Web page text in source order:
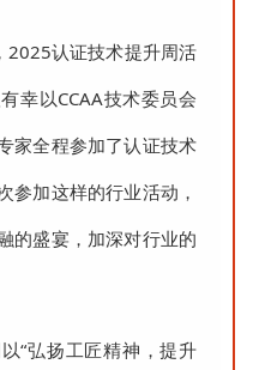
认证技术提升周活
幸以CCAA技术委员会
家全程参加了认证技术
参加这样的行业活动，
的盛宴，加深对行业的
“弘扬工匠精神，提升